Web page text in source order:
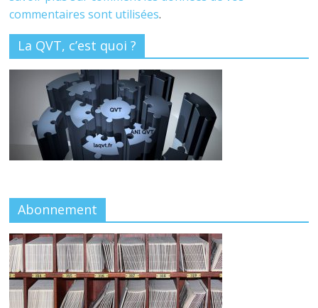
commentaires sont utilisées.
La QVT, c’est quoi ?
Abonnement